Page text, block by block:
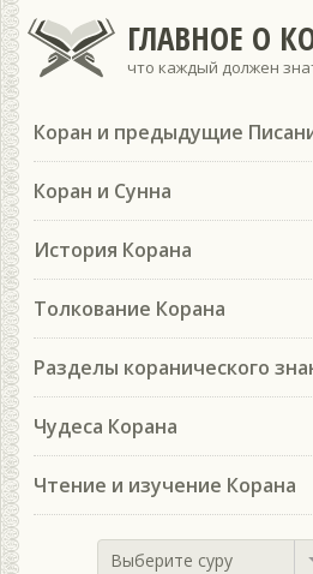
ГЛАВНОЕ О
что каждый должен
Коран и предыдущие
Коран и Сунна
История Корана
Толкование Корана
Разделы коранического
Чудеса Корана
Чтение и изучение Корана
Выберите суру